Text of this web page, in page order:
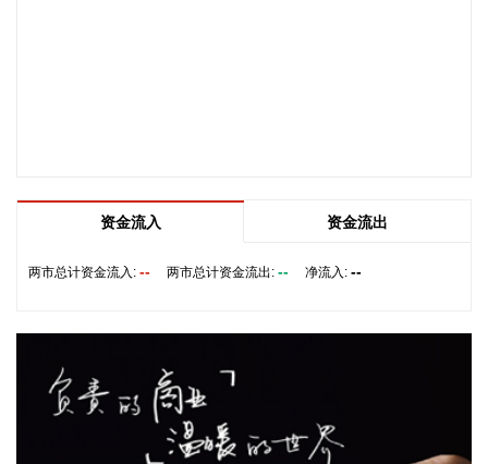
现营业收入7.99亿元，同比增长40.98%；归属于上市公司股东
0.0095元。报告期内，受益于人工智能等技术的发展，市场对
【经营数据】 寒武纪：上半年净利润23.11亿元，同比增
122.61% 中国稀土：上半年净利润2.37亿元 同比增长46.53%
拉卡拉：上半年净利润同比增长191.67% 拟10派2元 东威科
技：上半年净利润同比增长133.21% 拟10派1.7元 广合科技：
资金流入 资金流出
两市总计资金流入: -- 两市总计资金流出: -- 净流入: --